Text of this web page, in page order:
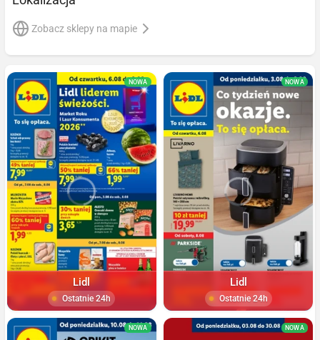
Zobacz sklepy na mapie
NOWA
Lidl
Ostatnie 24h
NOWA
Lidl
Ostatnie 24h
NOWA NOWA